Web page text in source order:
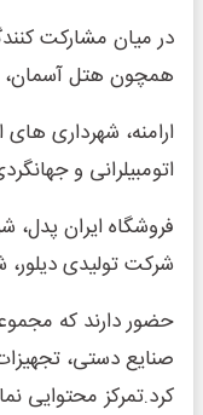
در میان مشارکت
همچون هتل آسمان،
ارامنه، شهرداری
اتومبیلرانی و
فروشگاه ایران
شرکت تولیدی دیلور،
حضور دارند که
صنایع دستی،
کرد.تمرکز محتوایی